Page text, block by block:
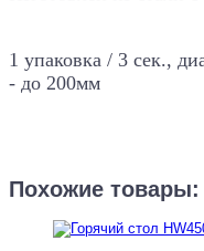
1 упаковка / 3 сек.,
- до 200мм
Похожие товары: